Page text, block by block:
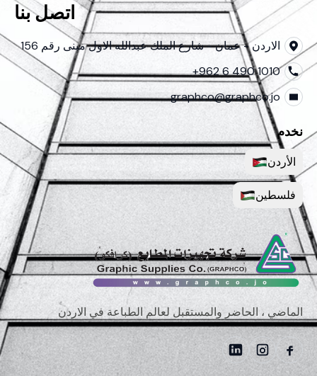
الماضي ، الحاضر والمستقبل لعالم الطباعة في الاردن
اتصل بنا
الاردن - عمان - شارع الملك عبدالله الاول مبنى رقم 156
+962 6 490 1010
graphco@graphco.jo
نخدم
الأردن
فلسطين